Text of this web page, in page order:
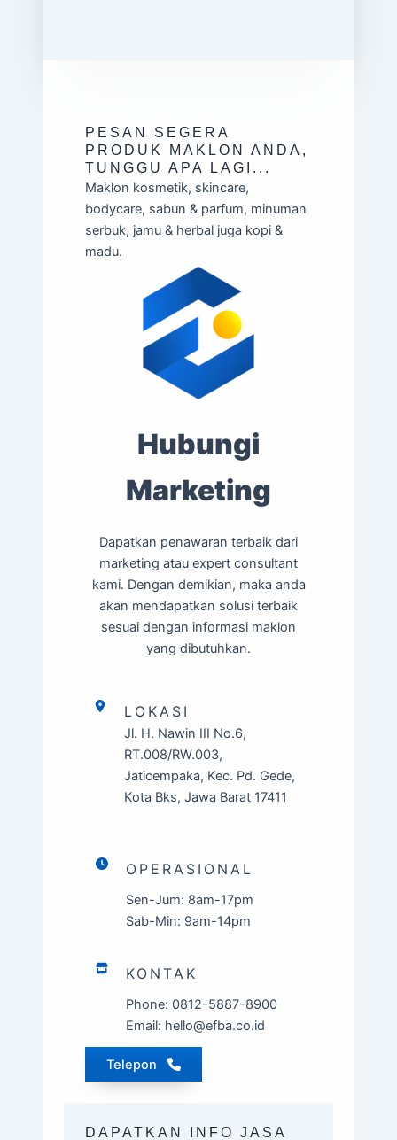
PESAN SEGERA
PRODUK MAKLON ANDA,
TUNGGU APA LAGI...
Maklon kosmetik, skincare,
bodycare, sabun & parfum, minuman
serbuk, jamu & herbal juga kopi &
madu.
Hubungi
Marketing
Dapatkan penawaran terbaik dari
marketing atau expert consultant
kami. Dengan demikian, maka anda
akan mendapatkan solusi terbaik
sesuai dengan informasi maklon
yang dibutuhkan.
LOKASI
Jl. H. Nawin III No.6,
RT.008/RW.003,
Jaticempaka, Kec. Pd. Gede,
Kota Bks, Jawa Barat 17411
OPERASIONAL
Sen-Jum: 8am-17pm
Sab-Min: 9am-14pm
KONTAK
Phone: 0812-5887-8900
Email: hello@efba.co.id
Telepon
DAPATKAN INFO JASA